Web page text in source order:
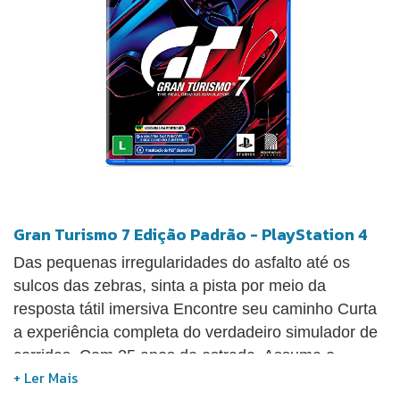
Gran Turismo 7 Edição Padrão - PlayStation 4
Das pequenas irregularidades do asfalto até os
sulcos das zebras, sinta a pista por meio da
resposta tátil imersiva Encontre seu caminho Curta
a experiência completa do verdadeiro simulador de
corridas. Com 25 anos de estrada. Assuma o
volante de mais de 420 carros já no primeiro dia —